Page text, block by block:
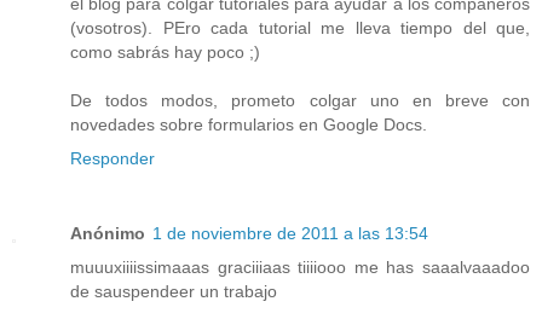
(vosotros). PEro cada tutorial me lleva tiempo del que,
como sabrás hay poco ;)
De todos modos, prometo colgar uno en breve con
novedades sobre formularios en Google Docs.
Responder
Anónimo 1 de noviembre de 2011 a las 13:54
muuuxiiiissimaaas graciiiaas tiiiiooo me has saaalvaaadoo
de sauspendeer un trabajo